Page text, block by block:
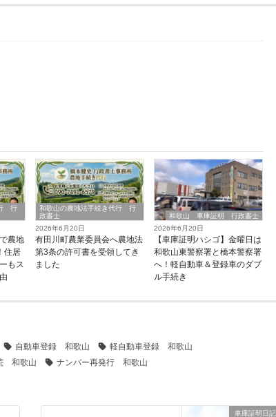
行
農地
住居
もス
和歌山の農地法手続き代行 行
政書士
2026年6月20日
有田川町農業委員会へ農地法
第3条の許可書を受領してき
ました
和歌山 車庫証明 行政書士
2026年6月20日
【車庫証明ハシゴ】金曜日は
和歌山東警察署と橋本警察署
へ！軽自動車＆登録車のダブ
ル手続き
自動車登録 和歌山
軽自動車登録 和歌山
和歌山 ナンバー再発行 和歌山
車庫証明日記